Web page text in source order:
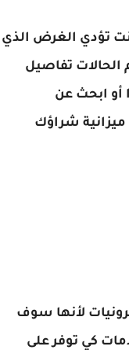
تؤدي الغرض الذي
تفاصيل
أو ابحث عن
شراؤك
لأنها سوف
كي توفر على